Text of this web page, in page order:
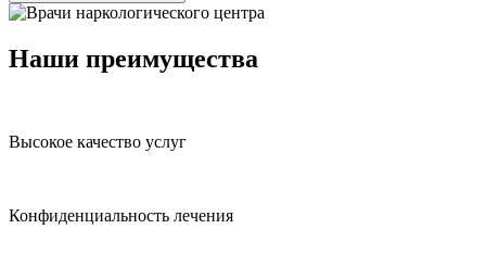
Наши преимущества
Высокое качество услуг
Конфиденциальность лечения